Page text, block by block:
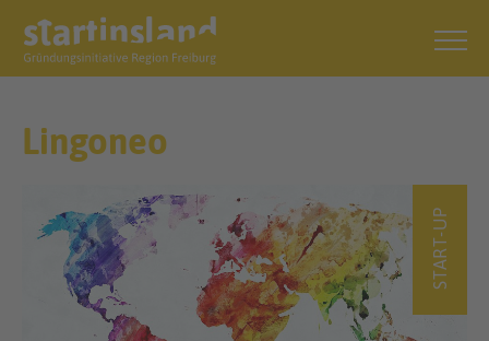
Lingoneo
START-UP